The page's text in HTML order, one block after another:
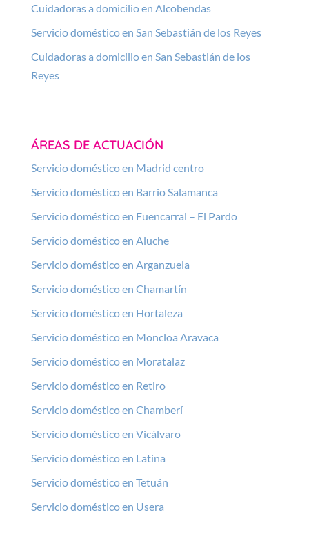
Cuidadoras a domicilio en Alcobendas
Servicio doméstico en San Sebastián de los Reyes
Cuidadoras a domicilio en San Sebastián de los
Reyes
ÁREAS DE ACTUACIÓN
Servicio doméstico en Madrid centro
Servicio doméstico en Barrio Salamanca
Servicio doméstico en Fuencarral – El Pardo
Servicio doméstico en Aluche
Servicio doméstico en Arganzuela
Servicio doméstico en Chamartín
Servicio doméstico en Hortaleza
Servicio doméstico en Moncloa Aravaca
Servicio doméstico en Moratalaz
Servicio doméstico en Retiro
Servicio doméstico en Chamberí
Servicio doméstico en Vicálvaro
Servicio doméstico en Latina
Servicio doméstico en Tetuán
Servicio doméstico en Usera